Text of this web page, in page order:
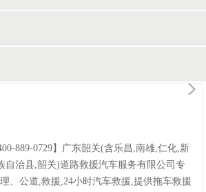
889-0729】广东韶关(含乐昌,南雄,仁化,新
自治县,韶关)道路救援汽车服务有限公司专
、公道,救援,24小时汽车救援,提供拖车救援